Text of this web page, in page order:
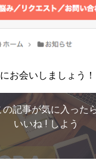
お会いしましょう！
の記事が気に入った
いいね ! しよう